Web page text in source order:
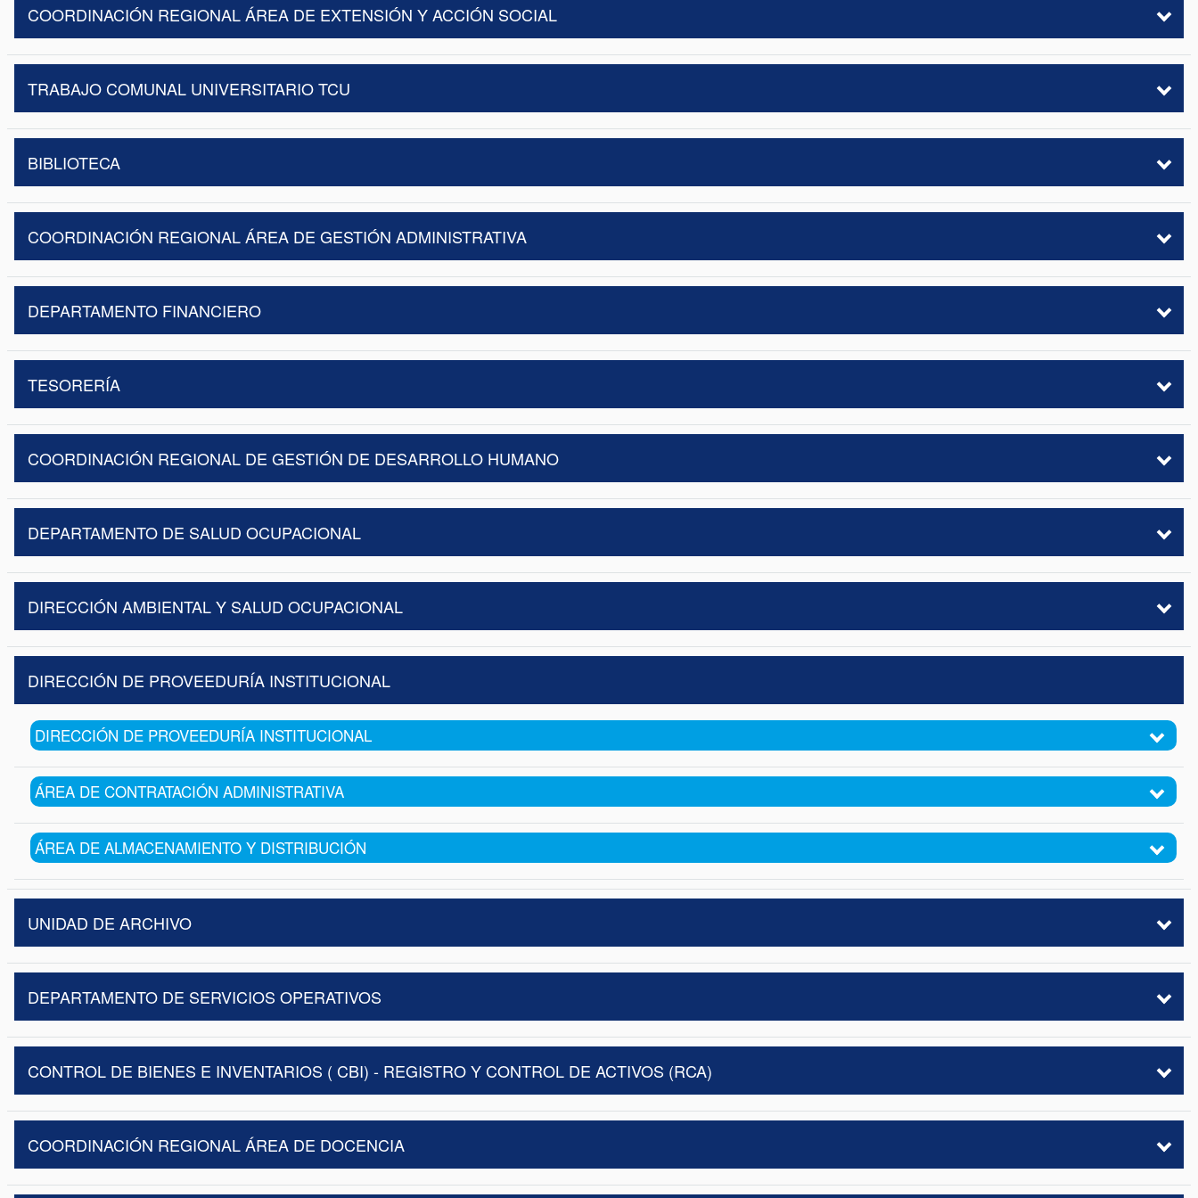
COORDINACIÓN REGIONAL ÁREA DE EXTENSIÓN Y ACCIÓN SOCIAL
TRABAJO COMUNAL UNIVERSITARIO TCU
BIBLIOTECA
COORDINACIÓN REGIONAL ÁREA DE GESTIÓN ADMINISTRATIVA
DEPARTAMENTO FINANCIERO
TESORERÍA
COORDINACIÓN REGIONAL DE GESTIÓN DE DESARROLLO HUMANO
DEPARTAMENTO DE SALUD OCUPACIONAL
DIRECCIÓN AMBIENTAL Y SALUD OCUPACIONAL
DIRECCIÓN DE PROVEEDURÍA INSTITUCIONAL
DIRECCIÓN DE PROVEEDURÍA INSTITUCIONAL
ÁREA DE CONTRATACIÓN ADMINISTRATIVA
ÁREA DE ALMACENAMIENTO Y DISTRIBUCIÓN
UNIDAD DE ARCHIVO
DEPARTAMENTO DE SERVICIOS OPERATIVOS
CONTROL DE BIENES E INVENTARIOS ( CBI) - REGISTRO Y CONTROL DE ACTIVOS (RCA)
COORDINACIÓN REGIONAL ÁREA DE DOCENCIA